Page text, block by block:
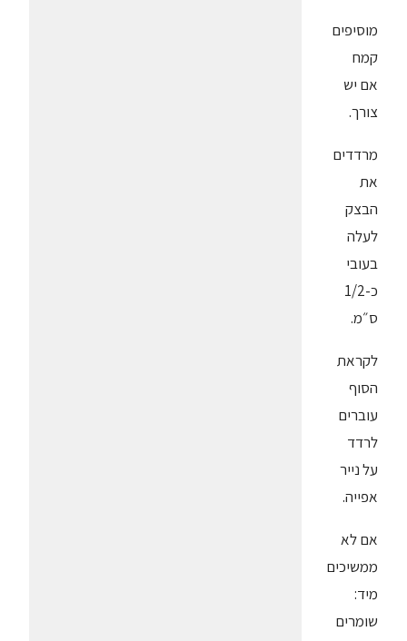
מוסיפים
קמח
אם יש
צורך.
מרדדים
את
הבצק
לעלה
בעובי
כ-1/2
ס״מ.
לקראת
הסוף
עוברים
לרדד
על נייר
אפייה.
אם לא
ממשיכים
מיד:
שומרים